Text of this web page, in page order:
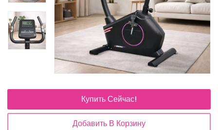
Купить Сейчас!
Добавить В Корзину